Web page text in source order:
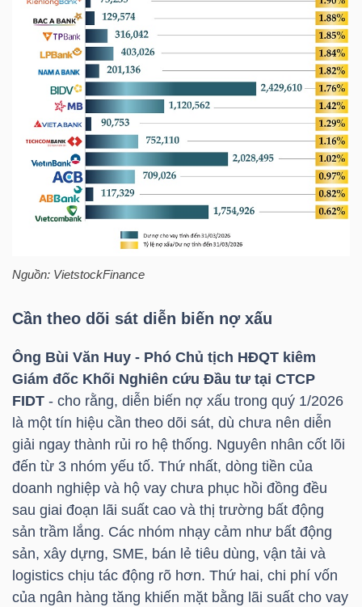
Nguồn: VietstockFinance
Cần theo dõi sát diễn biến nợ xấu
Ông Bùi Văn Huy - Phó Chủ tịch HĐQT kiêm
Giám đốc Khối Nghiên cứu Đầu tư tại CTCP
FIDT - cho rằng, diễn biến nợ xấu trong quý 1/2026
là một tín hiệu cần theo dõi sát, dù chưa nên diễn
giải ngay thành rủi ro hệ thống. Nguyên nhân cốt lõi
đến từ 3 nhóm yếu tố. Thứ nhất, dòng tiền của
doanh nghiệp và hộ vay chưa phục hồi đồng đều
sau giai đoạn lãi suất cao và thị trường bất động
sản trầm lắng. Các nhóm nhạy cảm như bất động
sản, xây dựng, SME, bán lẻ tiêu dùng, vận tải và
logistics chịu tác động rõ hơn. Thứ hai, chi phí vốn
của ngân hàng tăng khiến mặt bằng lãi suất cho vay
SECTOR
NĂNG
LƯỢNG
VẬT
CÔNG
NGHIỆP
TIÊU
DÙNG
KHÔNG
THIẾT